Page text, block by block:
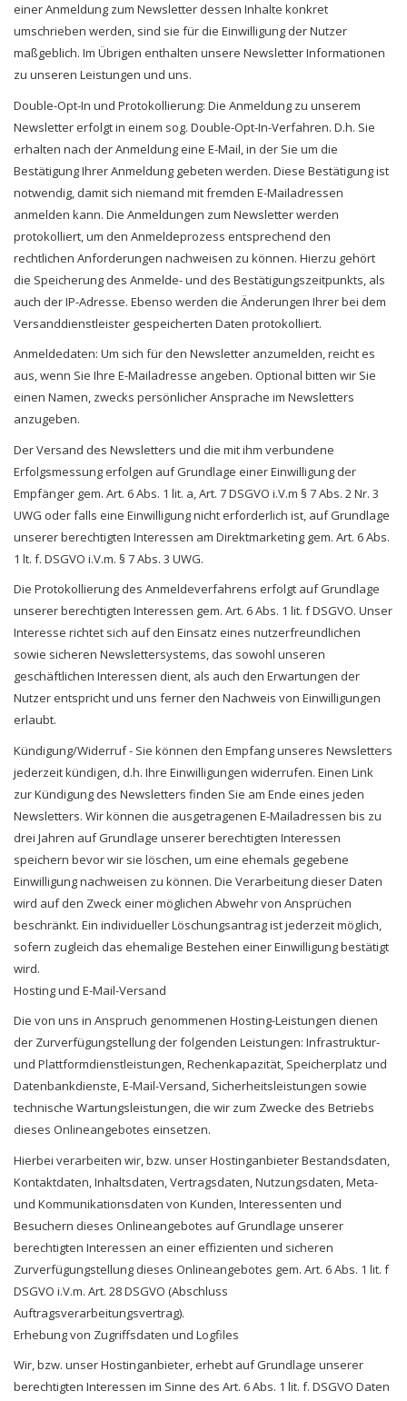
einer Anmeldung zum Newsletter dessen Inhalte konkret
umschrieben werden, sind sie für die Einwilligung der Nutzer
maßgeblich. Im Übrigen enthalten unsere Newsletter Informationen
zu unseren Leistungen und uns.
Double-Opt-In und Protokollierung: Die Anmeldung zu unserem
Newsletter erfolgt in einem sog. Double-Opt-In-Verfahren. D.h. Sie
erhalten nach der Anmeldung eine E-Mail, in der Sie um die
Bestätigung Ihrer Anmeldung gebeten werden. Diese Bestätigung ist
notwendig, damit sich niemand mit fremden E-Mailadressen
anmelden kann. Die Anmeldungen zum Newsletter werden
protokolliert, um den Anmeldeprozess entsprechend den
rechtlichen Anforderungen nachweisen zu können. Hierzu gehört
die Speicherung des Anmelde- und des Bestätigungszeitpunkts, als
auch der IP-Adresse. Ebenso werden die Änderungen Ihrer bei dem
Versanddienstleister gespeicherten Daten protokolliert.
Anmeldedaten: Um sich für den Newsletter anzumelden, reicht es
aus, wenn Sie Ihre E-Mailadresse angeben. Optional bitten wir Sie
einen Namen, zwecks persönlicher Ansprache im Newsletters
anzugeben.
Der Versand des Newsletters und die mit ihm verbundene
Erfolgsmessung erfolgen auf Grundlage einer Einwilligung der
Empfänger gem. Art. 6 Abs. 1 lit. a, Art. 7 DSGVO i.V.m § 7 Abs. 2 Nr. 3
UWG oder falls eine Einwilligung nicht erforderlich ist, auf Grundlage
unserer berechtigten Interessen am Direktmarketing gem. Art. 6 Abs.
1 lt. f. DSGVO i.V.m. § 7 Abs. 3 UWG.
Die Protokollierung des Anmeldeverfahrens erfolgt auf Grundlage
unserer berechtigten Interessen gem. Art. 6 Abs. 1 lit. f DSGVO. Unser
Interesse richtet sich auf den Einsatz eines nutzerfreundlichen
sowie sicheren Newslettersystems, das sowohl unseren
geschäftlichen Interessen dient, als auch den Erwartungen der
Nutzer entspricht und uns ferner den Nachweis von Einwilligungen
erlaubt.
Kündigung/Widerruf - Sie können den Empfang unseres Newsletters
jederzeit kündigen, d.h. Ihre Einwilligungen widerrufen. Einen Link
zur Kündigung des Newsletters finden Sie am Ende eines jeden
Newsletters. Wir können die ausgetragenen E-Mailadressen bis zu
drei Jahren auf Grundlage unserer berechtigten Interessen
speichern bevor wir sie löschen, um eine ehemals gegebene
Einwilligung nachweisen zu können. Die Verarbeitung dieser Daten
wird auf den Zweck einer möglichen Abwehr von Ansprüchen
beschränkt. Ein individueller Löschungsantrag ist jederzeit möglich,
sofern zugleich das ehemalige Bestehen einer Einwilligung bestätigt
wird.
Hosting und E-Mail-Versand
Die von uns in Anspruch genommenen Hosting-Leistungen dienen
der Zurverfügungstellung der folgenden Leistungen: Infrastruktur-
und Plattformdienstleistungen, Rechenkapazität, Speicherplatz und
Datenbankdienste, E-Mail-Versand, Sicherheitsleistungen sowie
technische Wartungsleistungen, die wir zum Zwecke des Betriebs
dieses Onlineangebotes einsetzen.
Hierbei verarbeiten wir, bzw. unser Hostinganbieter Bestandsdaten,
Kontaktdaten, Inhaltsdaten, Vertragsdaten, Nutzungsdaten, Meta-
und Kommunikationsdaten von Kunden, Interessenten und
Besuchern dieses Onlineangebotes auf Grundlage unserer
berechtigten Interessen an einer effizienten und sicheren
Zurverfügungstellung dieses Onlineangebotes gem. Art. 6 Abs. 1 lit. f
DSGVO i.V.m. Art. 28 DSGVO (Abschluss
Auftragsverarbeitungsvertrag).
Erhebung von Zugriffsdaten und Logfiles
Wir, bzw. unser Hostinganbieter, erhebt auf Grundlage unserer
berechtigten Interessen im Sinne des Art. 6 Abs. 1 lit. f. DSGVO Daten